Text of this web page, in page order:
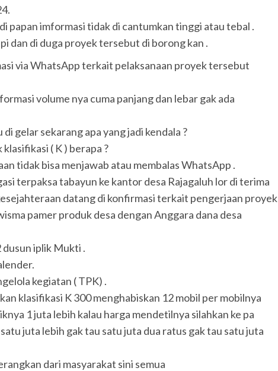
papan imformasi tidak di cantumkan tinggi atau tebal .
dan di duga proyek tersebut di borong kan .
via WhatsApp terkait pelaksanaan proyek tersebut
volume nya cuma panjang dan lebar gak ada
di gelar sekarang apa yang jadi kendala ?
( K ) berapa ?
tidak bisa menjawab atau membalas WhatsApp .
terpaksa tabayun ke kantor desa Rajagaluh lor di terima
datang di konfirmasi terkait pengerjaan proyek
pamer produk desa dengan Anggara dana desa
dusun iplik Mukti .
kegiatan ( TPK) .
klasifikasi K 300 menghabiskan 12 mobil per mobilnya
1 juta lebih kalau harga mendetilnya silahkan ke pa
juta lebih gak tau satu juta dua ratus gak tau satu juta
dari masyarakat sini semua